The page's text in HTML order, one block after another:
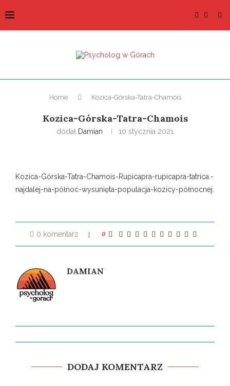
Home Kozica-Górska-Tatra-Chamois
Kozica-Górska-Tatra-Chamois
dodał Damian 10 stycznia 2021
Kozica-Górska-Tatra-Chamois-Rupicapra-rupicapra-tatrica.-
najdalej-na-północ-wysunięta-populacja-kozicy-północnej.
0 komentarz 0
DAMIAN
DODAJ KOMENTARZ